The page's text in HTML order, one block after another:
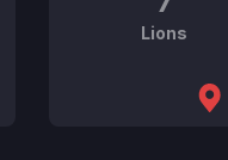
Lions